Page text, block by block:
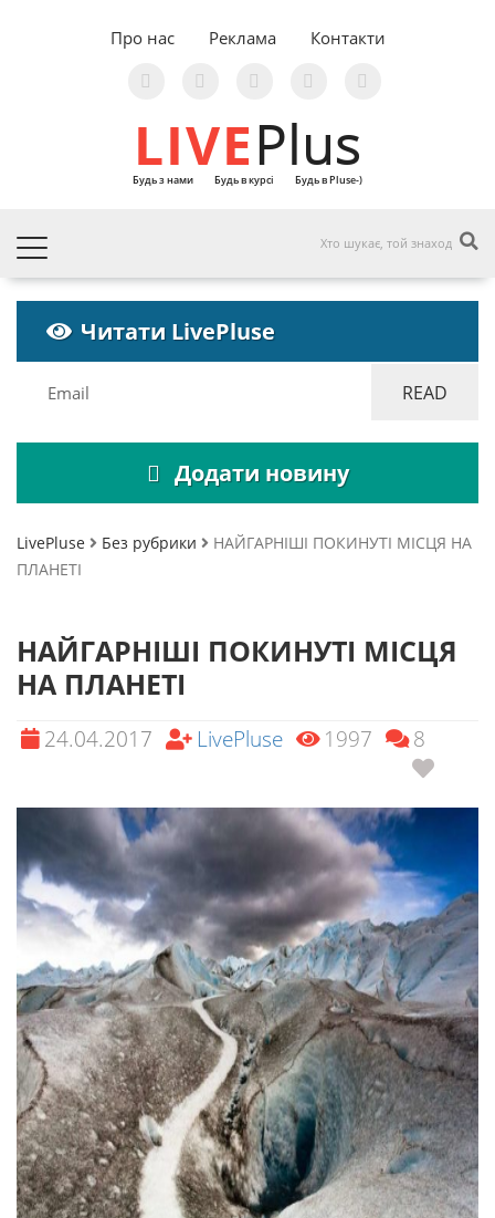
Про нас Реклама Контакти
LIVEPlus
Будь з нами Будь в курсі Будь в Pluse-)
Читати LivePluse
Додати новину
LivePluse Без рубрики
НАЙГАРНІШІ ПОКИНУТІ МІСЦЯ НА
ПЛАНЕТІ
НАЙГАРНІШІ ПОКИНУТІ МІСЦЯ
НА ПЛАНЕТІ
24.04.2017 LivePluse 1997 8